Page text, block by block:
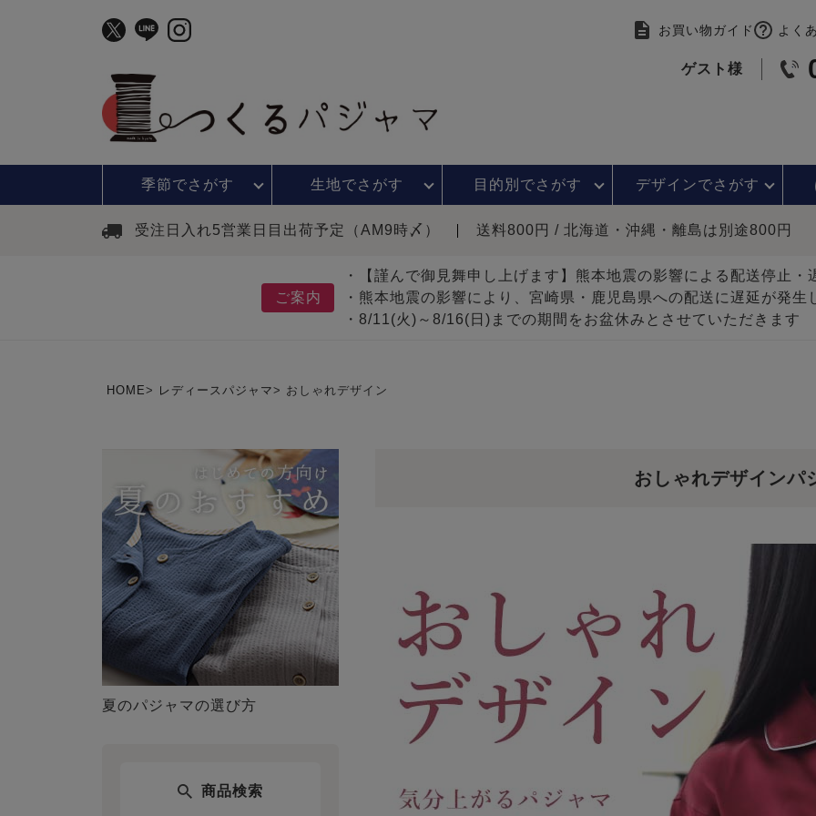
お買い物ガイド よく
ゲスト様
季節でさがす 生地でさがす 目的別でさがす デザインでさがす
受注日入れ5営業日目出荷予定（AM9時〆） 送料800円 / 北海道・沖縄・離島は別途800円
ご案内
・【謹んで御見舞申し上げます】熊本地震の影響による配送停止
・熊本地震の影響により、宮崎県・鹿児島県への配送に遅延が発生
・8/11(火)～8/16(日)までの期間をお盆休みとさせていただきます
HOME レディースパジャマ おしゃれデザイン
夏のパジャマの選び方
商品検索
おしゃれデザインパ